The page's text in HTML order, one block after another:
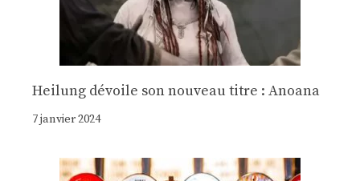
Heilung dévoile son nouveau titre : Anoana
7 janvier 2024